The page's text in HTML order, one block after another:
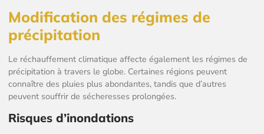
Modification des régimes de
précipitation
Le réchauffement climatique affecte également les régimes de
précipitation à travers le globe. Certaines régions peuvent
connaître des pluies plus abondantes, tandis que d’autres
peuvent souffrir de sécheresses prolongées.
Risques d’inondations